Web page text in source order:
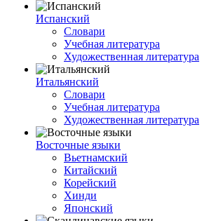
Испанский
Словари
Учебная литература
Художественная литература
Итальянский
Словари
Учебная литература
Художественная литература
Восточные языки
Вьетнамский
Китайский
Корейский
Хинди
Японский